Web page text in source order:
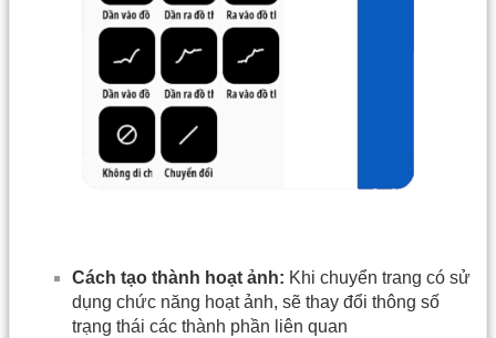
Cách tạo thành hoạt ảnh: Khi chuyển trang có sử
dụng chức năng hoạt ảnh, sẽ thay đổi thông số
trạng thái các thành phần liên quan